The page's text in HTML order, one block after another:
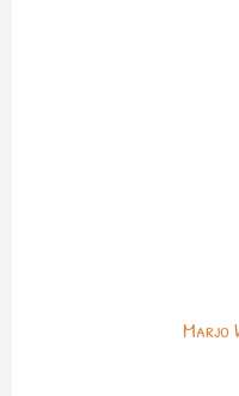
Marjo